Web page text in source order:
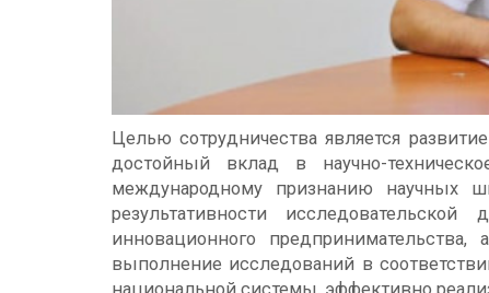
Целью сотрудничества является
достойный вклад в научно-
международному признанию научных
результативности
инновационного
выполнение исследований в